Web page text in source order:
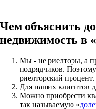
Чем объяснить
недвижимость в
Мы - не риелторы, а
подрядчиков.
риелторский процент.
Для наших клиентов
Можно приобрести
так называемую «